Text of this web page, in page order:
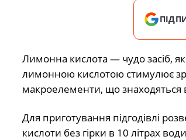
Лимонна кислота — чудо засіб,
лимонною кислотою стимулює
макроелементи, що знаходяться
Для приготування підгодівлі
кислоти без гірки в 10 літрах